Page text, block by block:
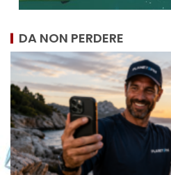
DA NON PERDERE